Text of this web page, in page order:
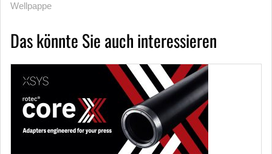
Wellpappe
Das könnte Sie auch interessieren